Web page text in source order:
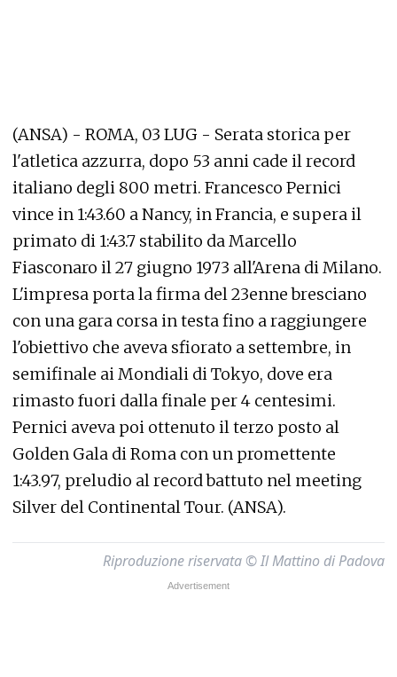
(ANSA) - ROMA, 03 LUG - Serata storica per
l'atletica azzurra, dopo 53 anni cade il record
italiano degli 800 metri. Francesco Pernici
vince in 1:43.60 a Nancy, in Francia, e supera il
primato di 1:43.7 stabilito da Marcello
Fiasconaro il 27 giugno 1973 all'Arena di Milano.
L'impresa porta la firma del 23enne bresciano
con una gara corsa in testa fino a raggiungere
l'obiettivo che aveva sfiorato a settembre, in
semifinale ai Mondiali di Tokyo, dove era
rimasto fuori dalla finale per 4 centesimi.
Pernici aveva poi ottenuto il terzo posto al
Golden Gala di Roma con un promettente
1:43.97, preludio al record battuto nel meeting
Silver del Continental Tour. (ANSA).
Riproduzione riservata © Il Mattino di Padova